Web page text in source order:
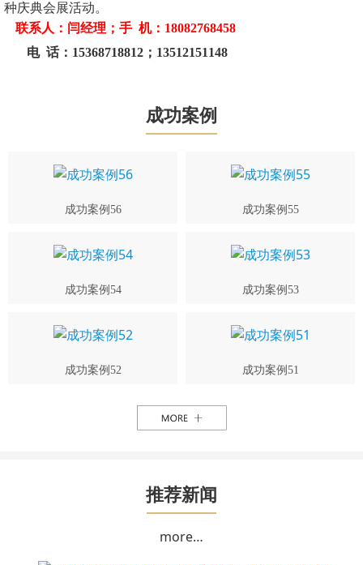
种庆典会展活动。
联系人：闫经理；手 机：18082768458
电 话：15368718812；13512151148
成功案例
成功案例56 成功案例55
成功案例54 成功案例53
成功案例52 成功案例51
推荐新闻
more…